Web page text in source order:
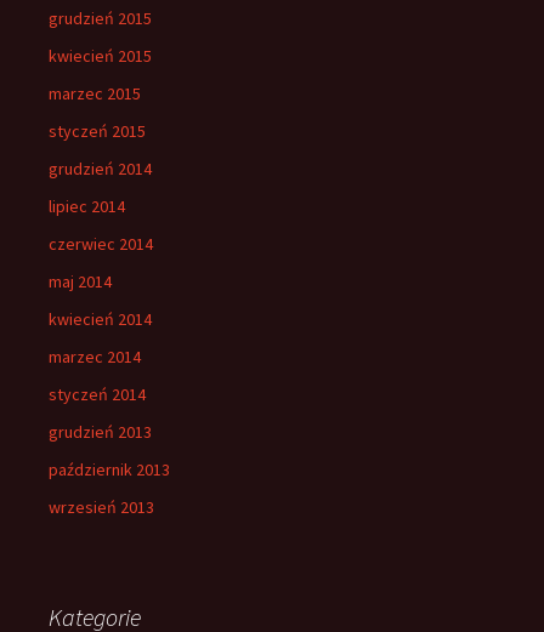
grudzień 2015
kwiecień 2015
marzec 2015
styczeń 2015
grudzień 2014
lipiec 2014
czerwiec 2014
maj 2014
kwiecień 2014
marzec 2014
styczeń 2014
grudzień 2013
październik 2013
wrzesień 2013
Kategorie